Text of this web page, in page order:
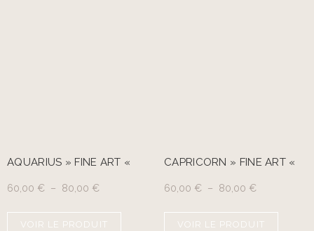
AQUARIUS » FINE ART «
60,00 € – 80,00 €
VOIR LE PRODUIT
CAPRICORN » FINE ART «
60,00 € – 80,00 €
VOIR LE PRODUIT